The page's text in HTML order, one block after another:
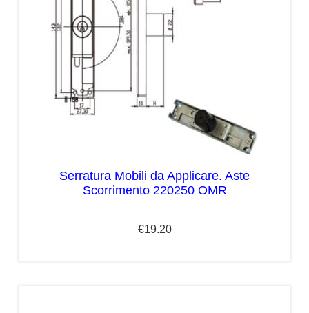
Serratura Mobili da Applicare. Aste
Scorrimento 220250 OMR
€19.20